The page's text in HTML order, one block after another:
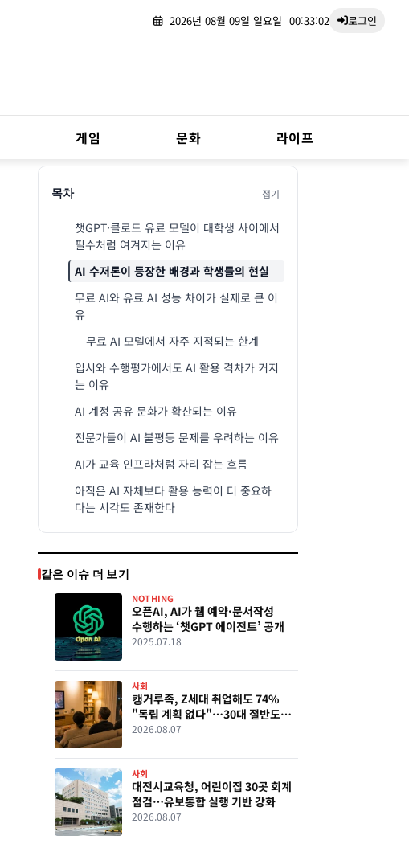
2026년 08월 09일 일요일 00:33:03 로그인
게임 문화 라이프
목차 접기
챗GPT·클로드 유료 모델이 대학생 사이에서
필수처럼 여겨지는 이유
AI 수저론이 등장한 배경과 학생들의 현실
무료 AI와 유료 AI 성능 차이가 실제로 큰 이
유
무료 AI 모델에서 자주 지적되는 한계
입시와 수행평가에서도 AI 활용 격차가 커지
는 이유
AI 계정 공유 문화가 확산되는 이유
전문가들이 AI 불평등 문제를 우려하는 이유
AI가 교육 인프라처럼 자리 잡는 흐름
아직은 AI 자체보다 활용 능력이 더 중요하
다는 시각도 존재한다
같은 이슈 더 보기
NOTHING
오픈AI, AI가 웹 예약·문서작성
수행하는 ‘챗GPT 에이전트’ 공개
2025.07.18
사회
캥거루족, Z세대 취업해도 74%
"독립 계획 없다"…30대 절반도
부모와 동거
2026.08.07
사회
대전시교육청, 어린이집 30곳 회계
점검…유보통합 실행 기반 강화
2026.08.07